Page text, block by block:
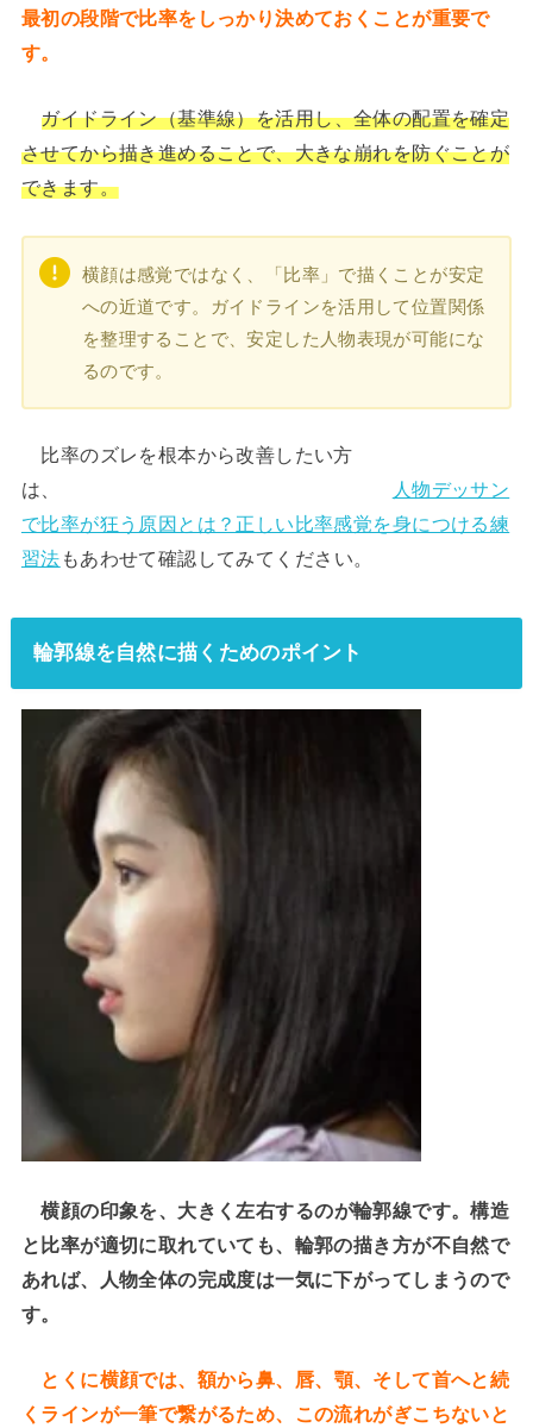
最初の段階で比率をしっかり決めておくことが重要で
す。
ガイドライン（基準線）を活用し、全体の配置を確定
させてから描き進めることで、大きな崩れを防ぐことが
できます。
横顔は感覚ではなく、「比率」で描くことが安定
への近道です。ガイドラインを活用して位置関係
を整理することで、安定した人物表現が可能にな
るのです。
比率のズレを根本から改善したい方
は、
人物デッサン
で比率が狂う原因とは？正しい比率感覚を身につける練
習法 もあわせて確認してみてください。
輪郭線を自然に描くためのポイント
横顔の印象を、大きく左右するのが輪郭線です。構造
と比率が適切に取れていても、輪郭の描き方が不自然で
あれば、人物全体の完成度は一気に下がってしまうので
す。
とくに横顔では、額から鼻、唇、顎、そして首へと続
くラインが一筆で繋がるため、この流れがぎこちないと